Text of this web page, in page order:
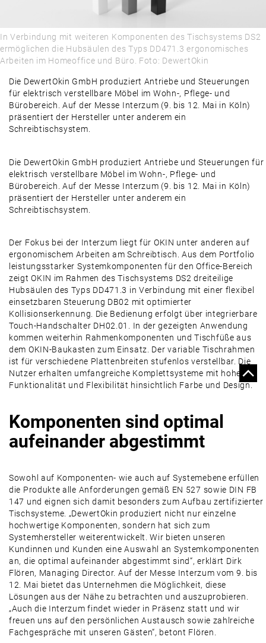
ALLES, WAS RECHT IST
PRODUKTE & MÄRKTE
AUSBLICK
In Verbindung mit weiteren Komponenten des Tischsystems DS2
ermöglichen die Hubsäulen des Typs DD471.3 ergonomisches
Arbeiten im Homeoffice und Büro. Foto: DewertOkin
Die DewertOkin GmbH produziert Antriebe und Steuerungen
für elektrisch verstellbare Möbel im Wohn-, Pflege- und
Bürobereich. Auf der Messe Interzum (9. bis 12. Mai in Köln)
präsentiert der Hersteller unter anderem ein
Schreibtischsystem.
Die DewertOkin GmbH produziert Antriebe und Steuerungen für
elektrisch verstellbare Möbel im Wohn-, Pflege- und
Bürobereich. Auf der Messe Interzum (9. bis 12. Mai in Köln)
präsentiert der Hersteller unter anderem ein
Schreibtischsystem.
Der Fokus bei der Interzum liegt für OKIN unter anderen auf
ergonomischem Arbeiten am Schreibtisch. Aus dem Portfolio
leistungsstarker Systemkomponenten für den Office-Bereich
zeigt OKIN im Rahmen des Tischsystems DS2 dreiteilige
Hubsäulen des Typs DD471.3 in Verbindung mit einer flexibel
einsetzbaren Steuerung DB02 mit optimierter
Kollisionserkennung. Die Bedienung erfolgt über integrierbare
Touch-Handschalter DH02.01. In der gezeigten Anwendung
kommen weiterhin Rahmenkomponenten und Tischfüße aus
dem OKIN-Baukasten zum Einsatz. Der variable Tischrahmen
ist für verschiedene Plattenbreiten stufenlos verstellbar. Die
Nutzer erhalten umfangreiche Komplettsysteme mit hoher
Funktionalität und Flexibilität hinsichtlich Farbe und Design.
Komponenten sind optimal
aufeinander abgestimmt
Sowohl auf Komponenten- wie auch auf Systemebene erfüllen
die Produkte alle Anforderungen gemäß EN 527 sowie DIN FB
147 und eignen sich damit besonders zum Aufbau zertifizierter
Tischsysteme. „DewertOkin produziert nicht nur einzelne
hochwertige Komponenten, sondern hat sich zum
Systemhersteller weiterentwickelt. Wir bieten unseren
Kundinnen und Kunden eine Auswahl an Systemkomponenten
an, die optimal aufeinander abgestimmt sind“, erklärt Dirk
Flören, Managing Director. Auf der Messe Interzum vom 9. bis
12. Mai bietet das Unternehmen die Möglichkeit, diese
Lösungen aus der Nähe zu betrachten und auszuprobieren.
„Auch die Interzum findet wieder in Präsenz statt und wir
freuen uns auf den persönlichen Austausch sowie zahlreiche
Fachgespräche mit unseren Gästen“, betont Flören.